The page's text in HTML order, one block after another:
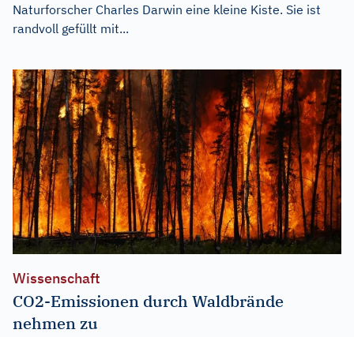
Naturforscher Charles Darwin eine kleine Kiste. Sie ist
randvoll gefüllt mit...
Wissenschaft
CO2-Emissionen durch Waldbrände
nehmen zu